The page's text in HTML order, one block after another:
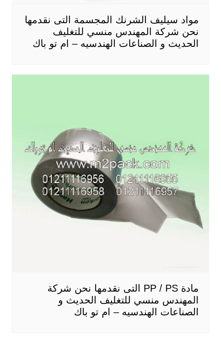
مواد سيليف الشرنك المجسمة التى نقدمها
نحن شركة المهندس منسي للتغليف
الحديث و الصناعات الهندسيه – ام تو باك
مادة PP / PS التى نقدمها نحن شركة
المهندس منسي للتغليف الحديث و
الصناعات الهندسيه – ام تو باك